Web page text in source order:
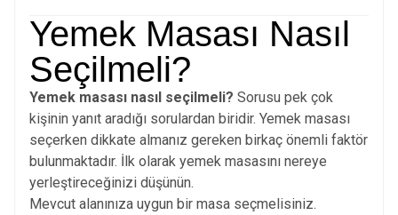
Yemek Masası Nasıl
Seçilmeli?
Yemek masası nasıl seçilmeli? Sorusu pek çok
kişinin yanıt aradığı sorulardan biridir. Yemek masası
seçerken dikkate almanız gereken birkaç önemli faktör
bulunmaktadır. İlk olarak yemek masasını nereye
yerleştireceğinizi düşünün.
Mevcut alanınıza uygun bir masa seçmelisiniz.